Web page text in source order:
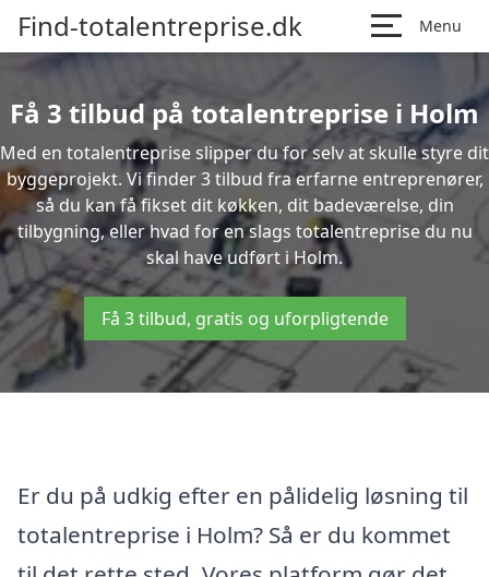
Find-totalentreprise.dk Menu
Få 3 tilbud på totalentreprise i Holm
Med en totalentreprise slipper du for selv at skulle styre dit
byggeprojekt. Vi finder 3 tilbud fra erfarne entreprenører,
så du kan få fikset dit køkken, dit badeværelse, din
tilbygning, eller hvad for en slags totalentreprise du nu
skal have udført i Holm.
Få 3 tilbud, gratis og uforpligtende
Er du på udkig efter en pålidelig løsning til
totalentreprise i Holm? Så er du kommet